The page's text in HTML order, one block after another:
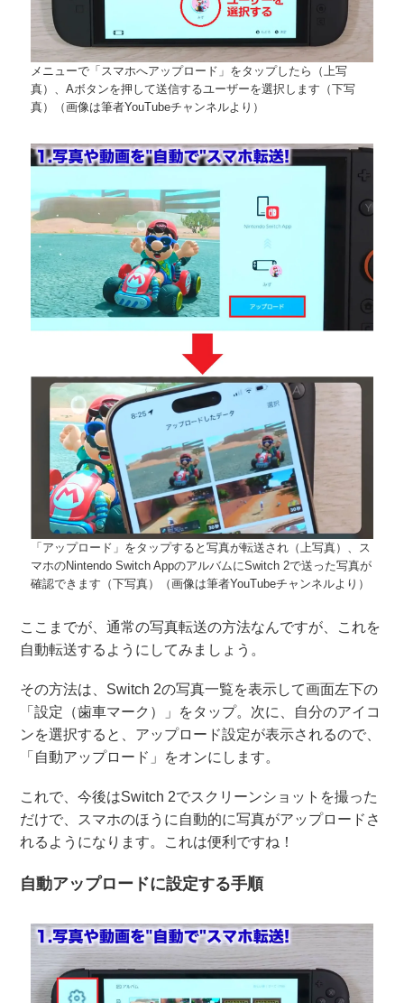
メニューで「スマホへアップロード」をタップしたら（上写
真）、Aボタンを押して送信するユーザーを選択します（下写
真）（画像は筆者YouTubeチャンネルより）
「アップロード」をタップすると写真が転送され（上写真）、ス
マホのNintendo Switch AppのアルバムにSwitch 2で送った写真が
確認できます（下写真）（画像は筆者YouTubeチャンネルより）
ここまでが、通常の写真転送の方法なんですが、これを
自動転送するようにしてみましょう。
その方法は、Switch 2の写真一覧を表示して画面左下の
「設定（歯車マーク）」をタップ。次に、自分のアイコ
ンを選択すると、アップロード設定が表示されるので、
「自動アップロード」をオンにします。
これで、今後はSwitch 2でスクリーンショットを撮った
だけで、スマホのほうに自動的に写真がアップロードさ
れるようになります。これは便利ですね！
自動アップロードに設定する手順